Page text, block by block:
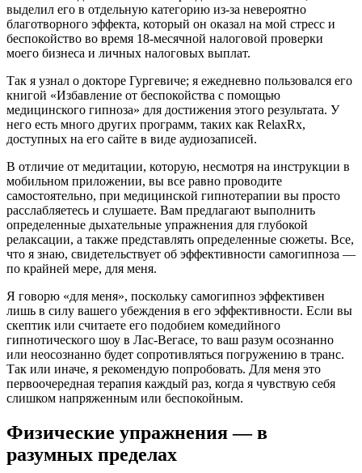
выделил его в отдельную категорию из-за невероятно
благотворного эффекта, который он оказал на мой стресс и
беспокойство во время 18-месячной налоговой проверки
моего бизнеса и личных налоговых выплат.
Так я узнал о докторе Гургевиче; я ежедневно пользовался его
книгой «Избавление от беспокойства с помощью
медицинского гипноза» для достижения этого результата. У
него есть много других программ, таких как RelaxRx,
доступных на его сайте в виде аудиозаписей.
В отличие от медитации, которую, несмотря на инструкции в
мобильном приложении, вы все равно проводите
самостоятельно, при медицинской гипнотерапии вы просто
расслабляетесь и слушаете. Вам предлагают выполнить
определенные дыхательные упражнения для глубокой
релаксации, а также представлять определенные сюжеты. Все,
что я знаю, свидетельствует об эффективности самогипноза —
по крайней мере, для меня.
Я говорю «для меня», поскольку самогипноз эффективен
лишь в силу вашего убеждения в его эффективности. Если вы
скептик или считаете его подобием комедийного
гипнотического шоу в Лас-Вегасе, то ваш разум осознанно
или неосознанно будет сопротивляться погружению в транс.
Так или иначе, я рекомендую попробовать. Для меня это
первоочередная терапия каждый раз, когда я чувствую себя
слишком напряженным или беспокойным.
Физические упражнения — в
разумных пределах